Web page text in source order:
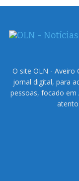
O site OLN - Aveiro
jornal digital, para
pessoas, focado em